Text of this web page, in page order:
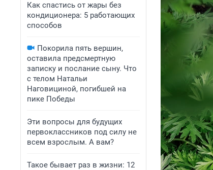
Как спастись от жары без
кондиционера: 5 работающих
способов
Покорила пять вершин,
оставила предсмертную
записку и послание сыну. Что
с телом Натальи
Наговициной, погибшей на
пике Победы
Эти вопросы для будущих
первоклассников под силу не
всем взрослым. А вам?
Такое бывает раз в жизни: 12